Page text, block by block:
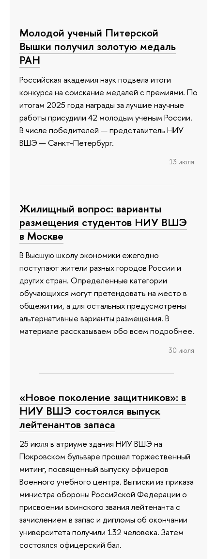
Молодой ученый Питерской
Вышки получил золотую медаль
РАН
Российская академия наук подвела итоги
конкурса на соискание медалей с премиями. По
итогам 2025 года награды за лучшие научные
работы присудили 42 молодым ученым России.
В числе победителей — представитель НИУ
ВШЭ — Санкт-Петербург.
13 июля
Жилищный вопрос: варианты
размещения студентов НИУ ВШЭ
в Москве
В Высшую школу экономики ежегодно
поступают жители разных городов России и
других стран. Определенные категории
обучающихся могут претендовать на место в
общежитии, а для остальных предусмотрены
альтернативные варианты размещения. В
материале рассказываем обо всем подробнее.
30 июля
«Новое поколение защитников»: в
НИУ ВШЭ состоялся выпуск
лейтенантов запаса
25 июля в атриуме здания НИУ ВШЭ на
Покровском бульваре прошел торжественный
митинг, посвященный выпуску офицеров
Военного учебного центра. Выписки из приказа
министра обороны Российской Федерации о
присвоении воинского звания лейтенанта с
зачислением в запас и дипломы об окончании
университета получили 132 человека. Затем
состоялся офицерский бал.